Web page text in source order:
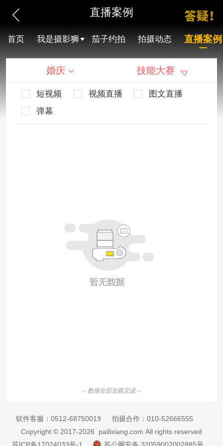
直播案例
首页 我是摄影狮 茄子约拍 拍摄动态 直播案例
婚庆 技能大赛
短视频 视频直播
图文直播
弹幕
-- 数据全部加载完成 --
软件客服： 0512-68750019 拍摄合作： 010-52666555
Copyright © 2017-2026 pailixiang.com All rights reserved
苏ICP备17024033号-1
苏公网安备 32059002002885号